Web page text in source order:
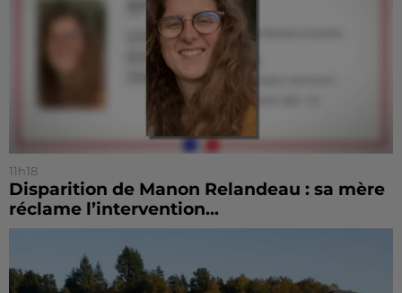
11h18
Disparition de Manon Relandeau : sa mère
réclame l’intervention...